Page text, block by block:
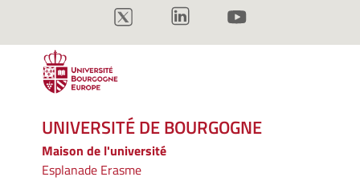
UNIVERSITÉ DE BOURGOGNE
Maison de l'université
Esplanade Erasme